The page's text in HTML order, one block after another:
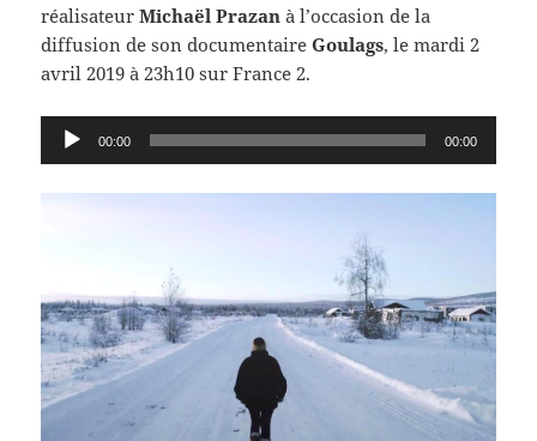
réalisateurMichaël Prazan à l’occasion de la
diffusion de son documentaireGoulags, le mardi 2
avril 2019 à 23h10 sur France 2.
Lecteur 00:00 00:00